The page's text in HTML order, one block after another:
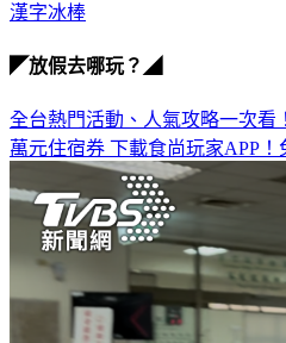
漢字冰棒
◤放假去哪玩？◢
全台熱門活動、人氣攻略一次看
萬元住宿券 下載食尚玩家APP